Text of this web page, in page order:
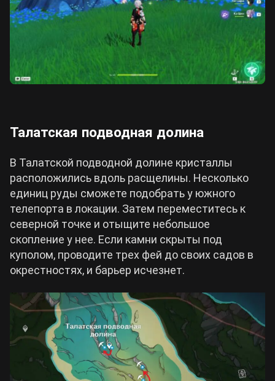
Талатская подводная долина
В Талатской подводной долине кристаллы
расположились вдоль расщелины. Несколько
единиц руды сможете подобрать у южного
телепорта в локации. Затем переместитесь к
северной точке и отыщите небольшое
скопление у нее. Если камни скрыты под
куполом, проводите трех фей до своих садов в
окрестностях, и барьер исчезнет.